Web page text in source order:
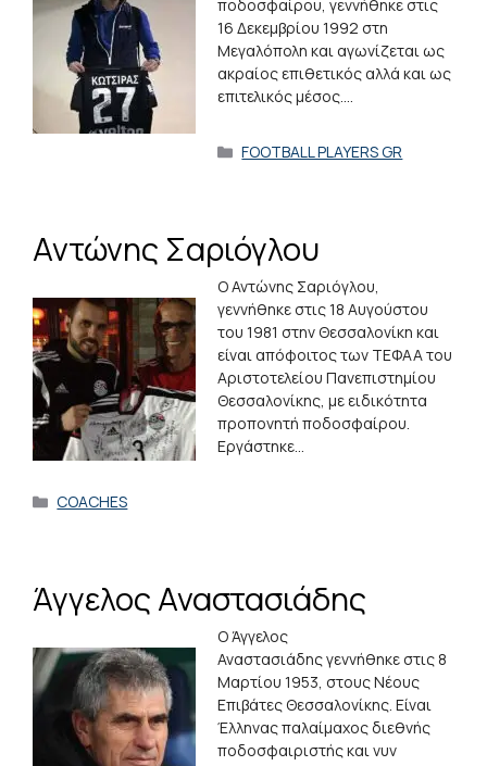
ποδοσφαίρου, γεννήθηκε στις
16 Δεκεμβρίου 1992 στη
Μεγαλόπολη και αγωνίζεται ως
ακραίος επιθετικός αλλά και ως
επιτελικός μέσος.…
Κατηγορίες
FOOTBALL PLAYERS GR
Αντώνης Σαριόγλου
Ο Αντώνης Σαριόγλου,
γεννήθηκε στις 18 Αυγούστου
του 1981 στην Θεσσαλονίκη και
είναι απόφοιτος των ΤΕΦΑΑ του
Αριστοτελείου Πανεπιστημίου
Θεσσαλονίκης, με ειδικότητα
προπονητή ποδοσφαίρου.
Εργάστηκε…
Κατηγορίες
COACHES
Άγγελος Αναστασιάδης
Ο Άγγελος
Αναστασιάδης γεννήθηκε στις 8
Μαρτίου 1953, στους Νέους
Επιβάτες Θεσσαλονίκης. Είναι
Έλληνας παλαίμαχος διεθνής
ποδοσφαιριστής και νυν